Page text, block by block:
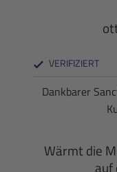
VERIFIZIERT
Dankbarer
Wärmt die
auf